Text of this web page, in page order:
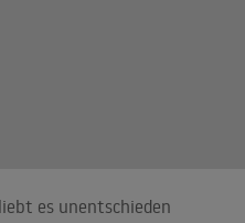
es unentschieden